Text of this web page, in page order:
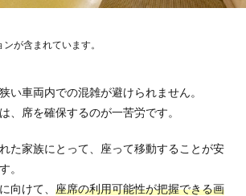
が含まれています。
い車両内での混雑が避けられません。
、席を確保するのが一苦労です。
た家族にとって、座って移動することが安
。
向けて、 座席の利用可能性が把握できる画